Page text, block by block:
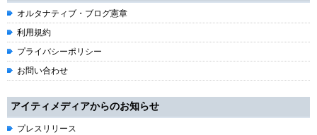
オルタナティブ・ブログ憲章
利用規約
プライバシーポリシー
お問い合わせ
アイティメディアからのお知らせ
プレスリリース